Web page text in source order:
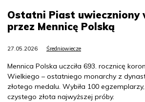
Ostatni Piast uwieczniony
przez Mennicę Polską
27.05.2026 Średniowiecze
Mennica Polska uczciła 693. rocznicę
Wielkiego – ostatniego monarchy z
złotego medalu. Wybiła 100
czystego złota najwyższej próby.